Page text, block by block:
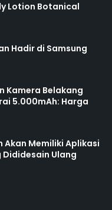
Lotion Botanical
Hadir di Samsung
Kamera Belakang
5.000mAh: Harga
Akan Memiliki Aplikasi
Ulang